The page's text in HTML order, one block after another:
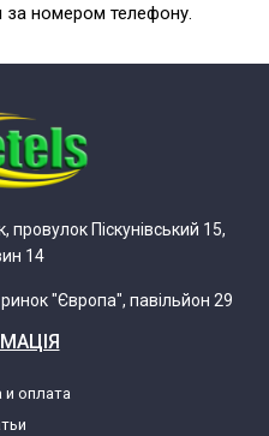
номером телефону.
Піскунівський 15,
14
"Європа", павільйон 29
оплата